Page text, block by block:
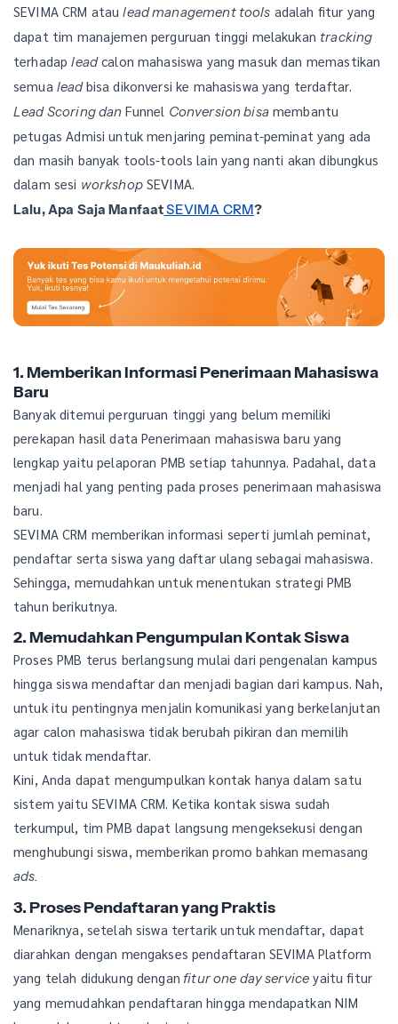
SEVIMA CRM ataulead management tools adalah fitur yang
dapat tim manajemen perguruan tinggi melakukan tracking
terhadapleadcalon mahasiswa yang masuk dan memastikan
semua leadbisa dikonversi ke mahasiswa yang terdaftar.
Lead Scoring dan Funnel Conversion bisamembantu
petugas Admisi untuk menjaring peminat-peminat yang ada
dan masih banyak tools-tools lain yang nanti akan dibungkus
dalam sesi workshopSEVIMA.
Lalu, Apa Saja ManfaatSEVIMA CRM?
1. Memberikan Informasi Penerimaan Mahasiswa
Baru
Banyak ditemui perguruan tinggi yang belum memiliki
perekapan hasil data Penerimaan mahasiswa baru yang
lengkap yaitu pelaporan PMB setiap tahunnya. Padahal, data
menjadi hal yang penting pada proses penerimaan mahasiswa
baru.
SEVIMA CRM memberikan informasi seperti jumlah peminat,
pendaftar serta siswa yang daftar ulang sebagai mahasiswa.
Sehingga, memudahkan untuk menentukan strategi PMB
tahun berikutnya.
2. Memudahkan Pengumpulan Kontak Siswa
Proses PMB terus berlangsung mulai dari pengenalan kampus
hingga siswa mendaftar dan menjadi bagian dari kampus. Nah,
untuk itu pentingnya menjalin komunikasi yang berkelanjutan
agar calon mahasiswa tidak berubah pikiran dan memilih
untuk tidak mendaftar.
Kini, Anda dapat mengumpulkan kontak hanya dalam satu
sistem yaitu SEVIMA CRM. Ketika kontak siswa sudah
terkumpul, tim PMB dapat langsung mengeksekusi dengan
menghubungi siswa, memberikan promo bahkan memasang
ads.
3. Proses Pendaftaran yang Praktis
Menariknya, setelah siswa tertarik untuk mendaftar, dapat
diarahkan dengan mengakses pendaftaran SEVIMA Platform
yang telah didukung dengan fitur one day service yaitu fitur
yang memudahkan pendaftaran hingga mendapatkan NIM